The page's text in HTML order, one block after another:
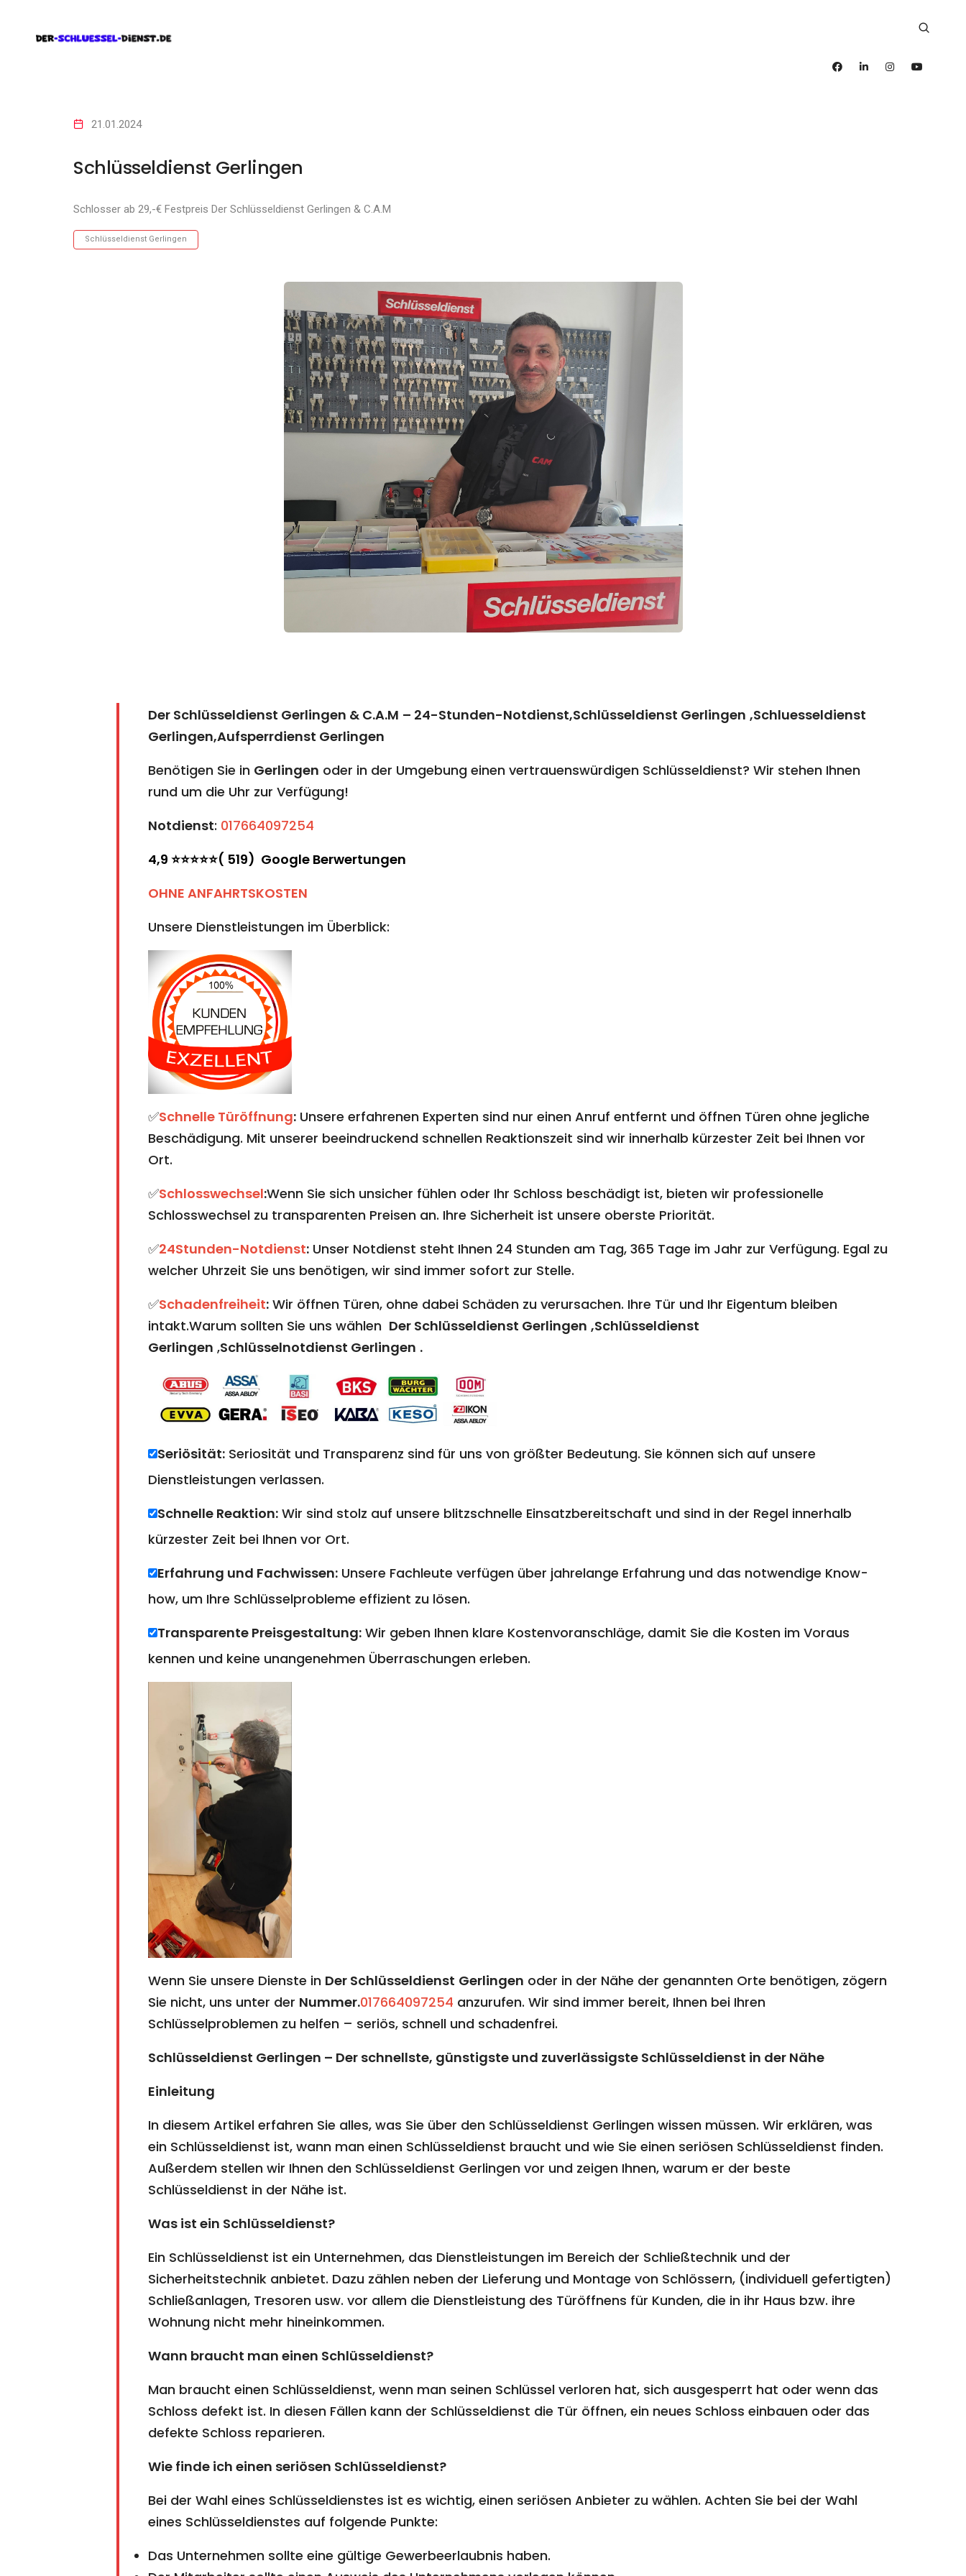
21.01.2024
Schlüsseldienst Gerlingen
Schlosser ab 29,-€ Festpreis Der Schlüsseldienst Gerlingen & C.A.M
Schlüsseldienst Gerlingen
Der Schlüsseldienst Gerlingen & C.A.M – 24-Stunden-Notdienst,Schlüsseldienst Gerlingen ,Schluesseldienst
Gerlingen,Aufsperrdienst Gerlingen
Benötigen Sie in Gerlingen oder in der Umgebung einen vertrauenswürdigen Schlüsseldienst? Wir stehen Ihnen
rund um die Uhr zur Verfügung!
Notdienst: 017664097254
4,9 ⭐⭐⭐⭐⭐( 519) Google Berwertungen
OHNE ANFAHRTSKOSTEN
Unsere Dienstleistungen im Überblick:
✅Schnelle Türöffnung: Unsere erfahrenen Experten sind nur einen Anruf entfernt und öffnen Türen ohne jegliche
Beschädigung. Mit unserer beeindruckend schnellen Reaktionszeit sind wir innerhalb kürzester Zeit bei Ihnen vor
Ort.
✅Schlosswechsel:Wenn Sie sich unsicher fühlen oder Ihr Schloss beschädigt ist, bieten wir professionelle
Schlosswechsel zu transparenten Preisen an. Ihre Sicherheit ist unsere oberste Priorität.
✅24Stunden-Notdienst: Unser Notdienst steht Ihnen 24 Stunden am Tag, 365 Tage im Jahr zur Verfügung. Egal zu
welcher Uhrzeit Sie uns benötigen, wir sind immer sofort zur Stelle.
✅Schadenfreiheit: Wir öffnen Türen, ohne dabei Schäden zu verursachen. Ihre Tür und Ihr Eigentum bleiben
intakt.Warum sollten Sie uns wählen Der Schlüsseldienst Gerlingen ,Schlüsseldienst
Gerlingen ,Schlüsselnotdienst Gerlingen .
Seriösität: Seriosität und Transparenz sind für uns von größter Bedeutung. Sie können sich auf unsere
Dienstleistungen verlassen.
Schnelle Reaktion: Wir sind stolz auf unsere blitzschnelle Einsatzbereitschaft und sind in der Regel innerhalb
kürzester Zeit bei Ihnen vor Ort.
Erfahrung und Fachwissen: Unsere Fachleute verfügen über jahrelange Erfahrung und das notwendige Know-
how, um Ihre Schlüsselprobleme effizient zu lösen.
Transparente Preisgestaltung: Wir geben Ihnen klare Kostenvoranschläge, damit Sie die Kosten im Voraus
kennen und keine unangenehmen Überraschungen erleben.
Wenn Sie unsere Dienste in Der Schlüsseldienst Gerlingen oder in der Nähe der genannten Orte benötigen, zögern
Sie nicht, uns unter der Nummer.017664097254 anzurufen. Wir sind immer bereit, Ihnen bei Ihren
Schlüsselproblemen zu helfen – seriös, schnell und schadenfrei.
Schlüsseldienst Gerlingen – Der schnellste, günstigste und zuverlässigste Schlüsseldienst in der Nähe
Einleitung
In diesem Artikel erfahren Sie alles, was Sie über den Schlüsseldienst Gerlingen wissen müssen. Wir erklären, was
ein Schlüsseldienst ist, wann man einen Schlüsseldienst braucht und wie Sie einen seriösen Schlüsseldienst finden.
Außerdem stellen wir Ihnen den Schlüsseldienst Gerlingen vor und zeigen Ihnen, warum er der beste
Schlüsseldienst in der Nähe ist.
Was ist ein Schlüsseldienst?
Ein Schlüsseldienst ist ein Unternehmen, das Dienstleistungen im Bereich der Schließtechnik und der
Sicherheitstechnik anbietet. Dazu zählen neben der Lieferung und Montage von Schlössern, (individuell gefertigten)
Schließanlagen, Tresoren usw. vor allem die Dienstleistung des Türöffnens für Kunden, die in ihr Haus bzw. ihre
Wohnung nicht mehr hineinkommen.
Wann braucht man einen Schlüsseldienst?
Man braucht einen Schlüsseldienst, wenn man seinen Schlüssel verloren hat, sich ausgesperrt hat oder wenn das
Schloss defekt ist. In diesen Fällen kann der Schlüsseldienst die Tür öffnen, ein neues Schloss einbauen oder das
defekte Schloss reparieren.
Wie finde ich einen seriösen Schlüsseldienst?
Bei der Wahl eines Schlüsseldienstes ist es wichtig, einen seriösen Anbieter zu wählen. Achten Sie bei der Wahl
eines Schlüsseldienstes auf folgende Punkte:
Das Unternehmen sollte eine gültige Gewerbeerlaubnis haben.